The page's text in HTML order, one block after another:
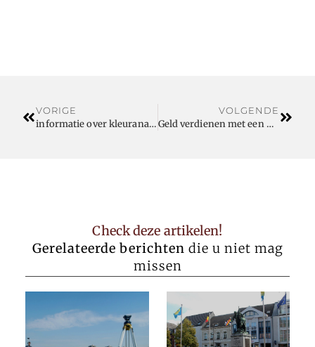
VORIGE
informatie over kleuranalyse
VOLGENDE
Geld verdienen met een drone
Check deze artikelen!
Gerelateerde berichten die u niet mag
missen